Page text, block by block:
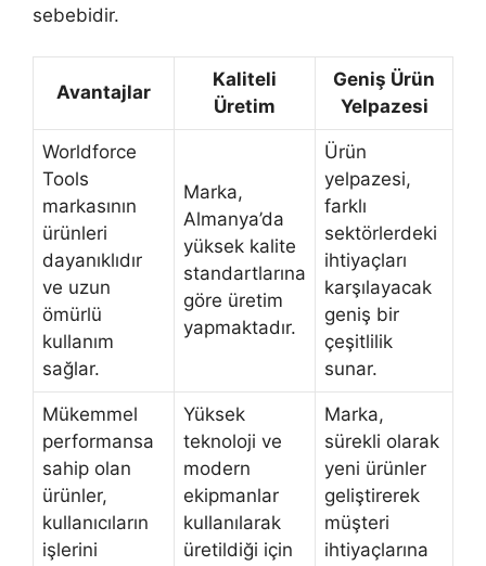
sebebidir.
Avantajlar
Kaliteli
Üretim
Geniş Ürün
Yelpazesi
Worldforce
Tools
markasının
ürünleri
dayanıklıdır
ve uzun
ömürlü
kullanım
sağlar.
Marka,
Almanya’da
yüksek kalite
standartlarına
göre üretim
yapmaktadır.
Ürün
yelpazesi,
farklı
sektörlerdeki
ihtiyaçları
karşılayacak
geniş bir
çeşitlilik
sunar.
Mükemmel
performansa
sahip olan
ürünler,
kullanıcıların
işlerini
Yüksek
teknoloji ve
modern
ekipmanlar
kullanılarak
üretildiği için
Marka,
sürekli olarak
yeni ürünler
geliştirerek
müşteri
ihtiyaçlarına